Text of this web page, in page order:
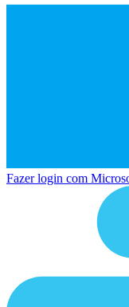
Fazer login com